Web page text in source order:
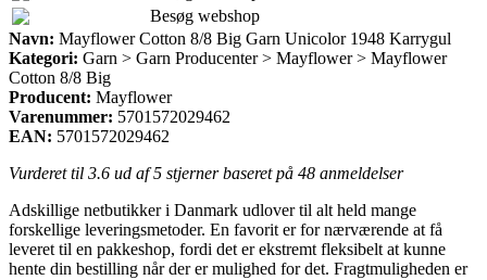
Besøg webshop
Navn: Mayflower Cotton 8/8 Big Garn Unicolor 1948 Karrygul
Kategori: Garn > Garn Producenter > Mayflower > Mayflower
Cotton 8/8 Big
Producent: Mayflower
Varenummer: 5701572029462
EAN: 5701572029462
Vurderet til 3.6 ud af 5 stjerner baseret på 48 anmeldelser
Adskillige netbutikker i Danmark udlover til alt held mange
forskellige leveringsmetoder. En favorit er for nærværende at få
leveret til en pakkeshop, fordi det er ekstremt fleksibelt at kunne
hente din bestilling når der er mulighed for det. Fragtmuligheden er